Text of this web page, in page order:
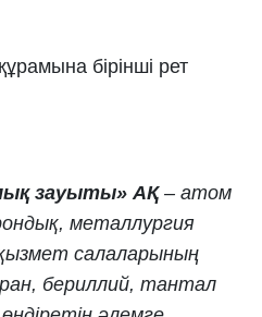
бірінші рет
зауыты» АҚ– атом
металлургия
қызмет салаларының
бериллий, тантал